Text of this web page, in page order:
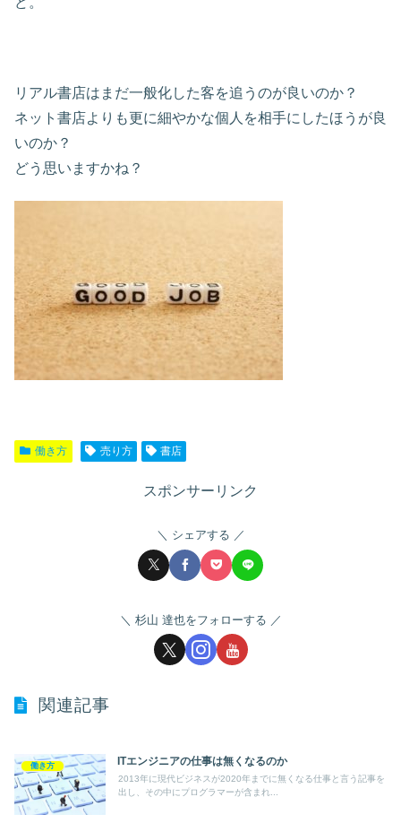
リアル書店はまだ一般化した客を追うのが良いのか？
ネット書店よりも更に細やかな個人を相手にしたほうが良
いのか？
どう思いますかね？
働き方 売り方 書店
スポンサーリンク
シェアする
杉山 達也をフォローする
関連記事
働き方 ITエンジニアの仕事は無くなるのか
2013年に現代ビジネスが2020年までに無くなる仕事と言う記事を
出し、その中にプログラマーが含まれ...